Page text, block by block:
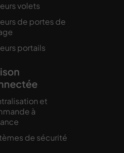
volets
de portes de
portails
et
à
de sécurité